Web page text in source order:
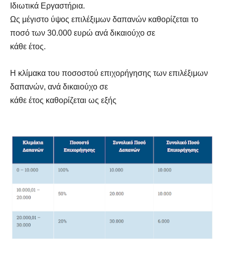
Ιδιωτικά Εργαστήρια.
Ως μέγιστο ύψος επιλέξιμων δαπανών καθορίζεται το
ποσό των 30.000 ευρώ ανά δικαιούχο σε
κάθε έτος.
Η κλίμακα του ποσοστού επιχορήγησης των επιλέξιμων
δαπανών, ανά δικαιούχο σε
κάθε έτος καθορίζεται ως εξής